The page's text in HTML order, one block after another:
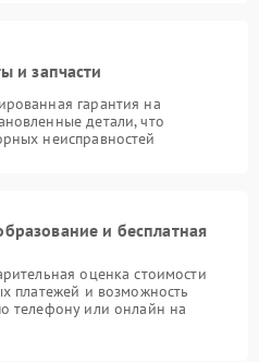
и запчасти
гарантия на
детали, что
неисправностей
и бесплатная
оценка стоимости
платежей и возможность
телефону или онлайн на